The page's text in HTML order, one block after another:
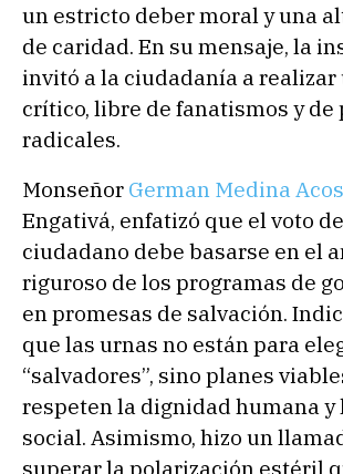
un estricto deber moral y una
de caridad. En su mensaje, la
invitó a la ciudadanía a realizar
crítico, libre de fanatismos y de
radicales.
Monseñor German Medina
Engativá, enfatizó que el voto
ciudadano debe basarse en el
riguroso de los programas de
en promesas de salvación.
que las urnas no están para
“salvadores”, sino planes
respeten la dignidad humana y
social. Asimismo, hizo un
superar la polarización estéril